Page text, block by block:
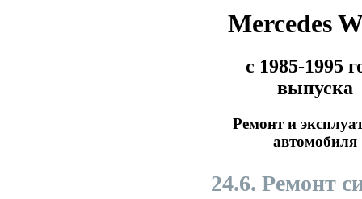
Mercedes
с 1985-1995
выпуска
Ремонт и
автомобиля
24.6. Ремонт